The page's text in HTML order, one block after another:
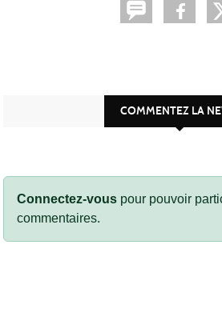
COMMENTEZ LA
Connectez-vous pour pouvoir
commentaires.